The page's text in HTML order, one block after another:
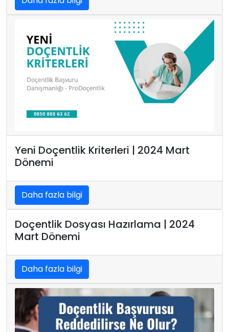
Yeni Doçentlik Kriterleri | 2024 Mart
Dönemi
Daha fazla bilgi
Doçentlik Dosyası Hazırlama | 2024
Mart Dönemi
Daha fazla bilgi